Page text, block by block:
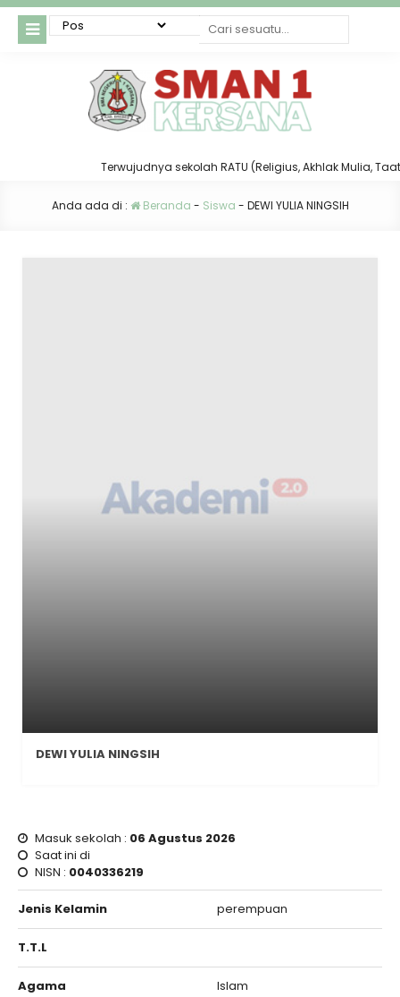
Terwujudnya sekolah RATU (Religius, Akhlak Mulia, Taat
Anda ada di : Beranda - Siswa - DEWI YULIA NINGSIH
DEWI YULIA NINGSIH
Masuk sekolah : 06 Agustus 2026
Saat ini di
NISN : 0040336219
Jenis Kelamin perempuan
T.T.L
Agama Islam